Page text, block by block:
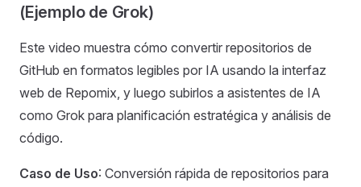
(Ejemplo de Grok)
Este video muestra cómo convertir repositorios de
GitHub en formatos legibles por IA usando la interfaz
web de Repomix, y luego subirlos a asistentes de IA
como Grok para planificación estratégica y análisis de
código.
Caso de Uso: Conversión rápida de repositorios para